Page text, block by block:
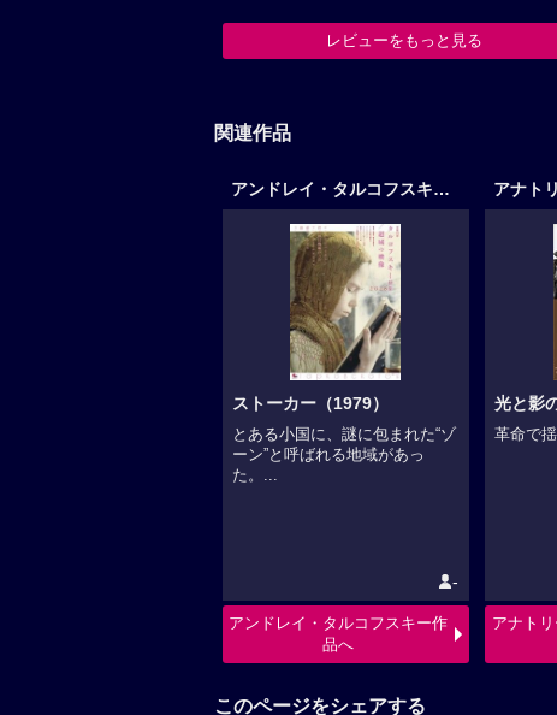
レビューをもっと見る
関連作品
アンドレイ・タルコフスキー作品
ストーカー（1979）
とある小国に、謎に包まれた“ゾ
ーン”と呼ばれる地域があっ
た。...
-
アンドレイ・タルコフスキー作
品へ
光と影
革命で
アナト
このページをシェアする